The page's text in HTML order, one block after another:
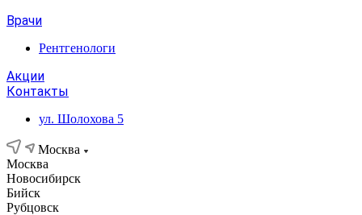
Врачи
Рентгенологи
Акции
Контакты
ул. Шолохова 5
Москва
Москва
Новосибирск
Бийск
Рубцовск